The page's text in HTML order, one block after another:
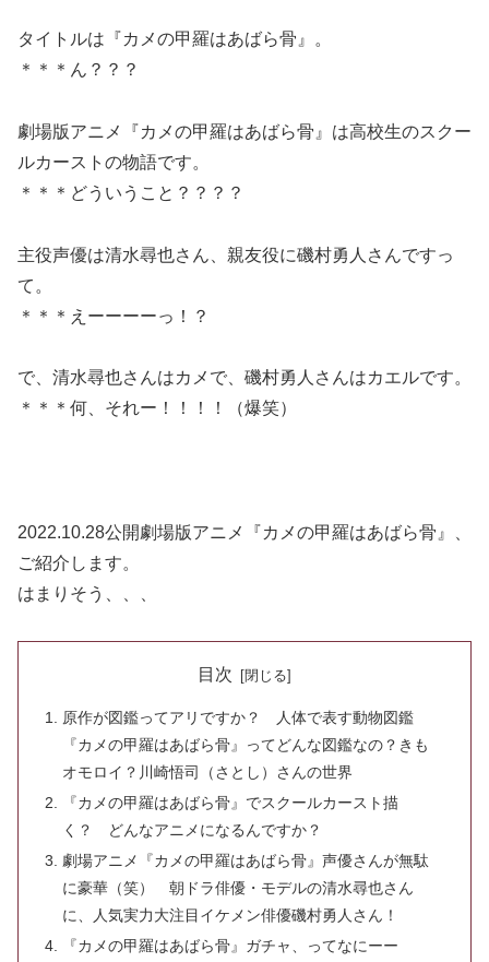
タイトルは『カメの甲羅はあばら骨』。
＊＊＊ん？？？
劇場版アニメ『カメの甲羅はあばら骨』は高校生のスクー
ルカーストの物語です。
＊＊＊どういうこと？？？？
主役声優は清水尋也さん、親友役に磯村勇人さんですっ
て。
＊＊＊えーーーーっ！？
で、清水尋也さんはカメで、磯村勇人さんはカエルです。
＊＊＊何、それー！！！！（爆笑）
2022.10.28公開劇場版アニメ『カメの甲羅はあばら骨』、
ご紹介します。
はまりそう、、、
目次
原作が図鑑ってアリですか？ 人体で表す動物図鑑
『カメの甲羅はあばら骨』ってどんな図鑑なの？きも
オモロイ？川崎悟司（さとし）さんの世界
『カメの甲羅はあばら骨』でスクールカースト描
く？ どんなアニメになるんですか？
劇場アニメ『カメの甲羅はあばら骨』声優さんが無駄
に豪華（笑） 朝ドラ俳優・モデルの清水尋也さん
に、人気実力大注目イケメン俳優磯村勇人さん！
『カメの甲羅はあばら骨』ガチャ、ってなにーー